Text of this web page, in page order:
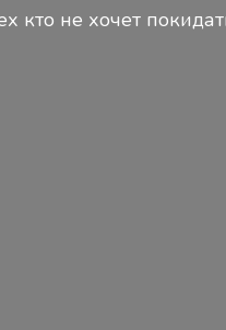
кто не хочет